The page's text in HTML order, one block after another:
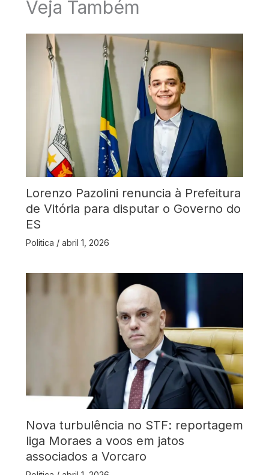
Veja Também
Lorenzo Pazolini renuncia à Prefeitura
de Vitória para disputar o Governo do
ES
Politica / abril 1, 2026
Nova turbulência no STF: reportagem
liga Moraes a voos em jatos
associados a Vorcaro